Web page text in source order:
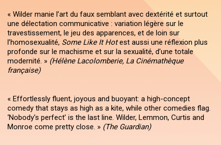
« Wilder manie l’art du faux semblant avec dextérité et surtout
une délectation communicative : variation légère sur le
travestissement, le jeu des apparences, et de loin sur
l’homosexualité, Some Like It Hotest aussi une réflexion plus
profonde sur le machisme et sur la sexualité, d’une totale
modernité. » (Hélène Lacolomberie, La Cinémathèque
française)
« Effortlessly fluent, joyous and buoyant: a high-concept
comedy that stays as high as a kite, while other comedies flag.
‘Nobody's perfect’ is the last line. Wilder, Lemmon, Curtis and
Monroe come pretty close. » (The Guardian)